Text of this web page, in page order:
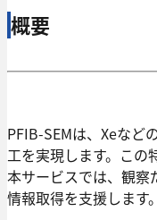
概要
PFIB-SEMは、Xeなど
工を実現します。この
本サービスでは、観察
情報取得を支援します。